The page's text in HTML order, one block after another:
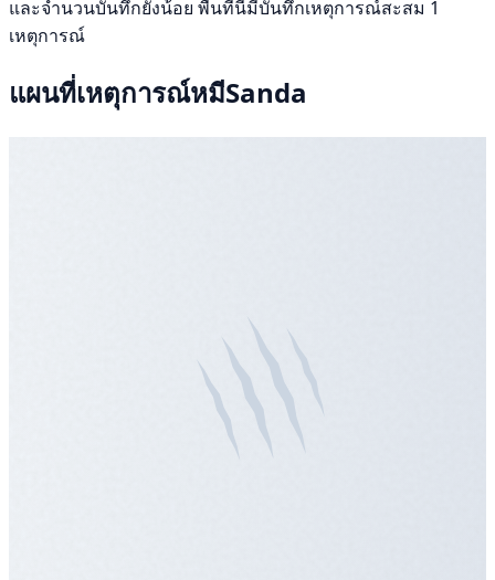
และจำนวนบันทึกยังน้อย พื้นที่นี้มีบันทึกเหตุการณ์สะสม 1
เหตุการณ์
แผนที่เหตุการณ์หมีSanda